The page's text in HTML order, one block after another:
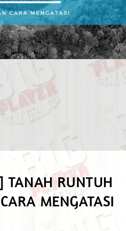
TANAH RUNTUH
MENGATASI